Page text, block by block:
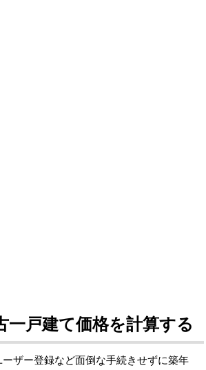
一戸建て価格を計算する
ザー登録など面倒な手続きせずに築年